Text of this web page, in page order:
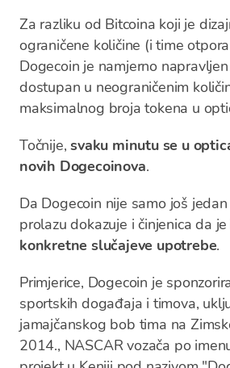
Za razliku od Bitcoina koji je
ograničene količine (i time
Dogecoin je namjerno
dostupan u neograničenim
maksimalnog broja tokena u
Točnije,svaku minutu se u
novih Dogecoinova.
Da Dogecoin nije samo još
prolazu dokazuje i činjenica da je
konkretne slučajeve upotrebe.
Primjerice, Dogecoin je
sportskih događaja i timova,
jamajčanskog bob tima na
2014., NASCAR vozača po